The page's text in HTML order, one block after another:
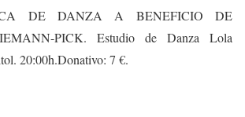
DE DANZA A BENEFICIO DE
PICK. Estudio de Danza Lola
20:00h.Donativo: 7 €.